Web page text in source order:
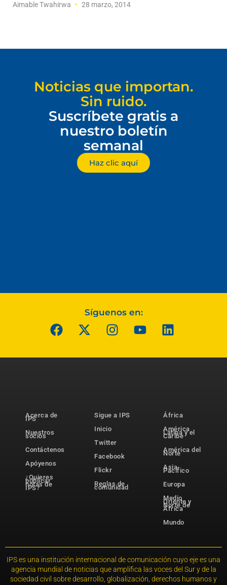
Aimable Twahirwa 28 marzo, 2014
Noticias que importan.
Sin ruido.
Suscríbete gratis a
nuestro boletín
semanal
Haz clic aquí
Síguenos en:
Acerca de
IPS
Nuestros
socios
Contáctenos
Apóyenos
¿Quieres
publicar
notas de
IPS?
Sigue a IPS
Inicio
Twitter
Facebook
Flickr
Reglas de
comunidad
África
América
Latina y el
Caribe
América del
Norte
Asia-
Pacífico
Europa
Medio
Oriente y
Norte de
África
Mundo
IPS es una institución internacional de comunicación cuyo eje es una
agencia mundial de noticias que amplifica las voces del Sur y de la
sociedad civil sobre desarrollo, globalización, derechos humanos y